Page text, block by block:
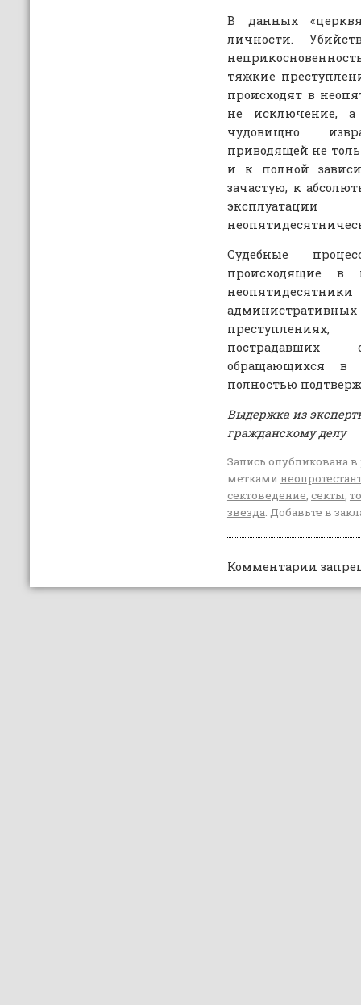
В данных
личности.
тяжкие
происходят в
не исключение, а
чудовищно
приводящей не
и к полной
зачастую, к
Судебные
происходящие в
пострадавших
обращающихся
полностью
Выдержка из
гражданскому делу
Запись опубликована
метками
сектоведение, секты,
звезда. Добавьте в
Комментарии